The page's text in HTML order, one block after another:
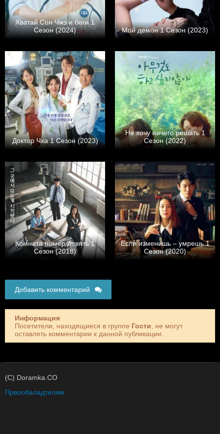
Хватай Сон Чжэ и беги 1
Сезон (2024)
Мой демон 1 Сезон (2023)
Доктор Чха 1 Сезон (2023)
Не хочу ничего решать 1
Сезон (2022)
Комната номер девять 1
Сезон (2018)
Если изменишь – умрешь 1
Сезон (2020)
Добавить комментарий
Информация
Посетители, находящиеся в группе Гости , не могут
оставлять комментарии к данной публикации.
(C) Doramka.CO
Првообаладтелям